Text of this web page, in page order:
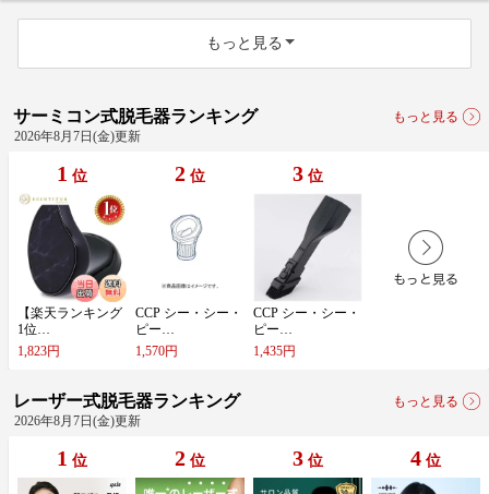
もっと見る
サーミコン式脱毛器ランキング
もっと見る
2026年8月7日(金)更新
1 位
【​楽​天​ラ​ン​キ​ン​グ​
1​位​…
1,823円
2 位
C​C​P​ ​シ​ー​・​シ​ー​・​
ピ​ー​…
1,570円
3 位
C​C​P​ ​シ​ー​・​シ​ー​・​
ピ​ー​…
1,435円
レーザー式脱毛器ランキング
もっと見る
2026年8月7日(金)更新
1 位 2 位 3 位 4 位